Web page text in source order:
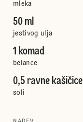
mleka
50 ml
jestivog ulja
1 komad
belance
0,5 ravne kašičice
soli